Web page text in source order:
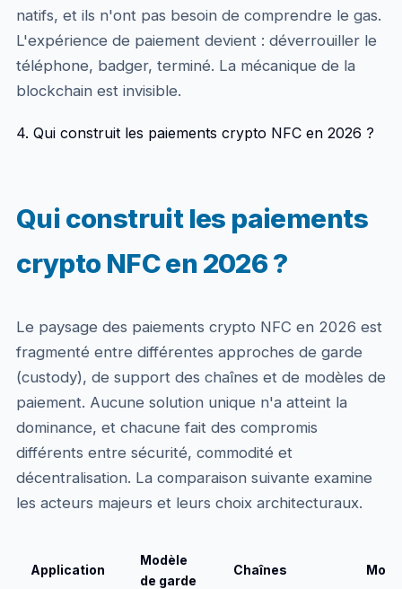
natifs, et ils n'ont pas besoin de comprendre le gas.
L'expérience de paiement devient : déverrouiller le
téléphone, badger, terminé. La mécanique de la
blockchain est invisible.
4. Qui construit les paiements crypto NFC en 2026 ?
Qui construit les paiements
crypto NFC en 2026 ?
Le paysage des paiements crypto NFC en 2026 est
fragmenté entre différentes approches de garde
(custody), de support des chaînes et de modèles de
paiement. Aucune solution unique n'a atteint la
dominance, et chacune fait des compromis
différents entre sécurité, commodité et
décentralisation. La comparaison suivante examine
les acteurs majeurs et leurs choix architecturaux.
Application
Modèle
de garde
Chaînes